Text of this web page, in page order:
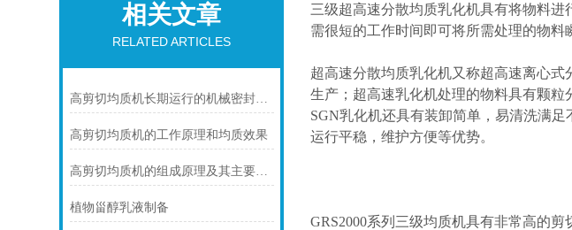
相关文章
RELATED ARTICLES
高剪切均质机长期运行的机械密封维护指南说明
高剪切均质机的工作原理和均质效果
高剪切均质机的组成原理及其主要用途
植物甾醇乳液制备
三级超高速分散均质乳化机具有将物料
需很短的工作时间即可将所需处理的物料
超高速分散均质乳化机又称超高速离心
生产；超高速乳化机处理的物料具有颗粒
SGN乳化机还具有装卸简单，易清洗满
运行平稳，维护方便等优势。
GRS2000系列三级均质机具有非常高的